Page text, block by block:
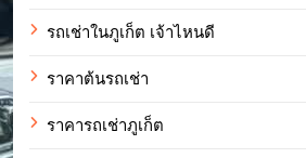
รถเช่าในภูเก็ต เจ้าไหนดี
ราคาต้นรถเช่า
ราคารถเช่าภูเก็ต